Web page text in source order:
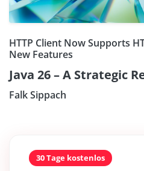
HTTP Client Now Supports
New Features
Java 26 – A Strategic
Falk Sippach
30 Tage kostenlos